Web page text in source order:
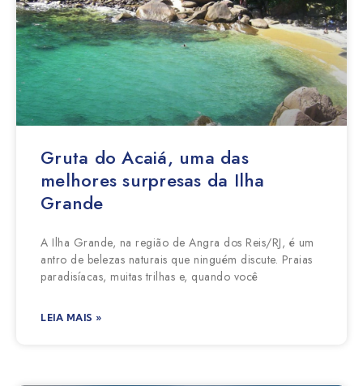
Gruta do Acaiá, uma das
melhores surpresas da Ilha
Grande
A Ilha Grande, na região de Angra dos Reis/RJ, é um
antro de belezas naturais que ninguém discute. Praias
paradisíacas, muitas trilhas e, quando você
LEIA MAIS »